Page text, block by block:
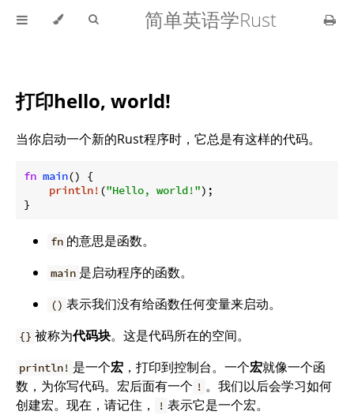
简单英语学Rust
打印hello, world!
当你启动一个新的Rust程序时，它总是有这样的代码。
fn main() {
println! ("Hello, world!");
}
fn 的意思是函数。
main 是启动程序的函数。
() 表示我们没有给函数任何变量来启动。
{} 被称为代码块。这是代码所在的空间。
println! 是一个宏 ，打印到控制台。一个宏就像一个函
数，为你写代码。宏后面有一个 ! 。我们以后会学习如何
创建宏。现在，请记住，
! 表示它是一个宏。